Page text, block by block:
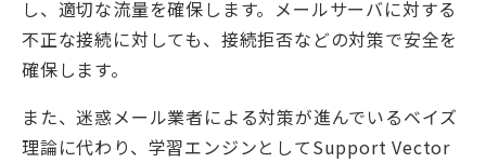
し、適切な流量を確保します。メールサーバに対する
不正な接続に対しても、接続拒否などの対策で安全を
確保します。
また、迷惑メール業者による対策が進んでいるベイズ
理論に代わり、学習エンジンとしてSupport Vector